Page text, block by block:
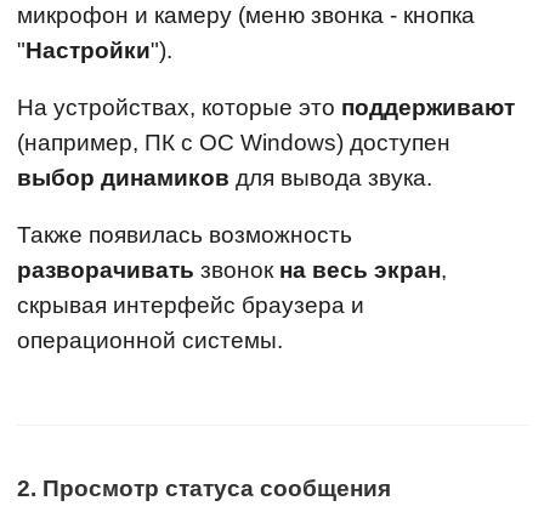
микрофон и камеру (меню звонка - кнопка
"Настройки").
На устройствах, которые это поддерживают
(например, ПК с ОС Windows) доступен
выбор динамиков для вывода звука.
Также появилась возможность
разворачивать звонок на весь экран,
скрывая интерфейс браузера и
операционной системы.
2. Просмотр статуса сообщения